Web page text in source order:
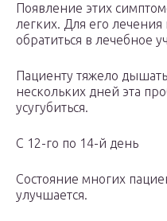
Появление этих
легких. Для его
обратиться в лечебное
Пациенту тяжело
нескольких дней эта
усугубиться.
С 12-го по 14-й день
Состояние многих
улучшается.